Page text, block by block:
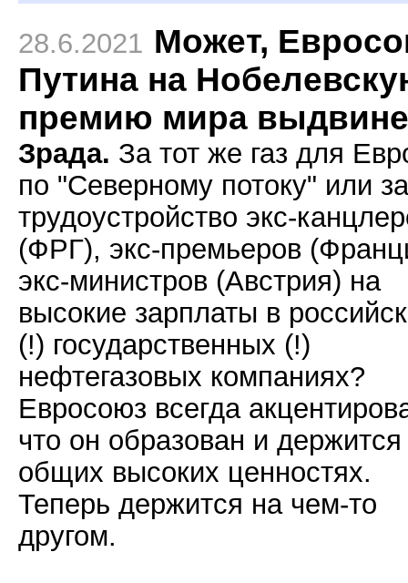
28.6.2021 Может,
Путина на
премию мира
Зрада. За тот же газ для
по "Северному потоку" или за
трудоустройство экс-
(ФРГ), экс-премьеров
экс-министров (Австрия) на
высокие зарплаты в
(!) государственных (!)
нефтегазовых компаниях?
Евросоюз всегда
что он образован и
общих высоких ценностях.
Теперь держится на чем-то
другом.